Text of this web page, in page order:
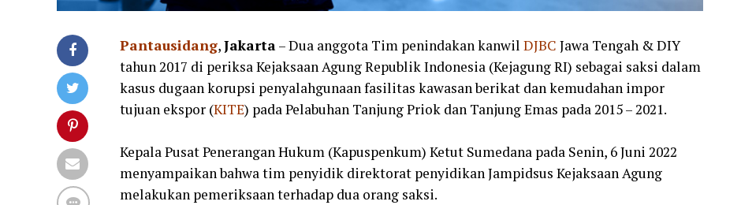
Pantausidang,Jakarta– Dua anggota Tim penindakan kanwil DJBC Jawa Tengah & DIY
tahun 2017 di periksa Kejaksaan Agung Republik Indonesia (Kejagung RI) sebagai saksi dalam
kasus dugaan korupsi penyalahgunaan fasilitas kawasan berikat dan kemudahan impor
tujuan ekspor (KITE) pada Pelabuhan Tanjung Priok dan Tanjung Emas pada 2015 – 2021.
Kepala Pusat Penerangan Hukum (Kapuspenkum) Ketut Sumedana pada Senin, 6 Juni 2022
menyampaikan bahwa tim penyidik direktorat penyidikan Jampidsus Kejaksaan Agung
melakukan pemeriksaan terhadap dua orang saksi.